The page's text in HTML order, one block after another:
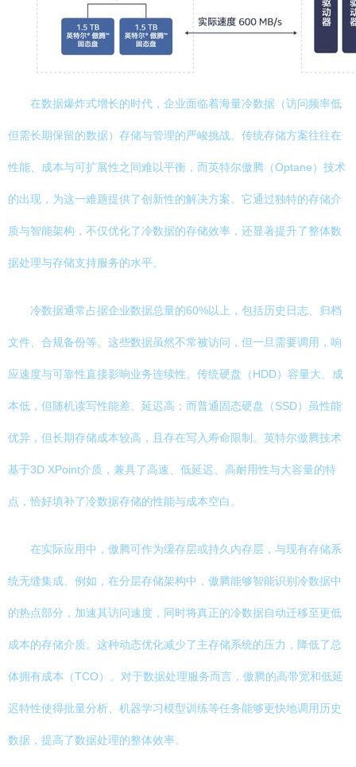
在数据爆炸式增长的时代，企业面临着海量冷数据（访问频率低
但需长期保留的数据）存储与管理的严峻挑战。传统存储方案往往在
性能、成本与可扩展性之间难以平衡，而英特尔傲腾（Optane）技术
的出现，为这一难题提供了创新性的解决方案。它通过独特的存储介
质与智能架构，不仅优化了冷数据的存储效率，还显著提升了整体数
据处理与存储支持服务的水平。
冷数据通常占据企业数据总量的60%以上，包括历史日志、归档
文件、合规备份等。这些数据虽然不常被访问，但一旦需要调用，响
应速度与可靠性直接影响业务连续性。传统硬盘（HDD）容量大、成
本低，但随机读写性能差、延迟高；而普通固态硬盘（SSD）虽性能
优异，但长期存储成本较高，且存在写入寿命限制。英特尔傲腾技术
基于3D XPoint介质，兼具了高速、低延迟、高耐用性与大容量的特
点，恰好填补了冷数据存储的性能与成本空白。
在实际应用中，傲腾可作为缓存层或持久内存层，与现有存储系
统无缝集成。例如，在分层存储架构中，傲腾能够智能识别冷数据中
的热点部分，加速其访问速度，同时将真正的冷数据自动迁移至更低
成本的存储介质。这种动态优化减少了主存储系统的压力，降低了总
体拥有成本（TCO）。对于数据处理服务而言，傲腾的高带宽和低延
迟特性使得批量分析、机器学习模型训练等任务能够更快地调用历史
数据，提高了数据处理的整体效率。